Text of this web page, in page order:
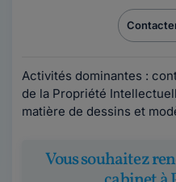
Activités dominantes :
de la Propriété
matière de dessins et
Vous souhaitez